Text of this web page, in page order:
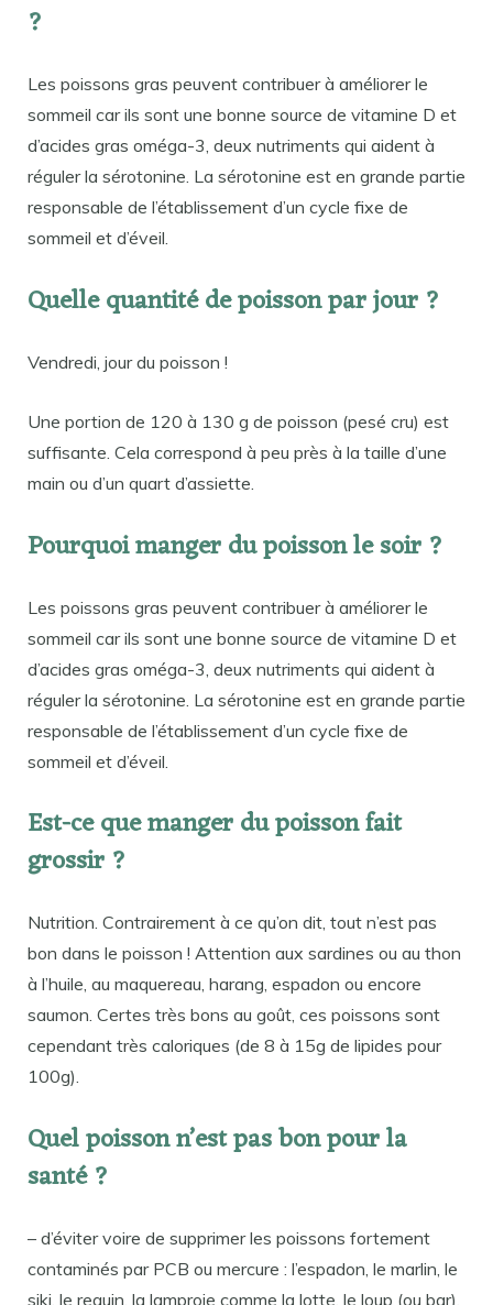
?
Les poissons gras peuvent contribuer à améliorer le
sommeil car ils sont une bonne source de vitamine D et
d’acides gras oméga-3, deux nutriments qui aident à
réguler la sérotonine. La sérotonine est en grande partie
responsable de l’établissement d’un cycle fixe de
sommeil et d’éveil.
Quelle quantité de poisson par jour ?
Vendredi, jour du poisson !
Une portion de 120 à 130 g de poisson (pesé cru) est
suffisante. Cela correspond à peu près à la taille d’une
main ou d’un quart d’assiette.
Pourquoi manger du poisson le soir ?
Les poissons gras peuvent contribuer à améliorer le
sommeil car ils sont une bonne source de vitamine D et
d’acides gras oméga-3, deux nutriments qui aident à
réguler la sérotonine. La sérotonine est en grande partie
responsable de l’établissement d’un cycle fixe de
sommeil et d’éveil.
Est-ce que manger du poisson fait
grossir ?
Nutrition. Contrairement à ce qu’on dit, tout n’est pas
bon dans le poisson ! Attention aux sardines ou au thon
à l’huile, au maquereau, harang, espadon ou encore
saumon. Certes très bons au goût, ces poissons sont
cependant très caloriques (de 8 à 15g de lipides pour
100g).
Quel poisson n’est pas bon pour la
santé ?
– d’éviter voire de supprimer les poissons fortement
contaminés par PCB ou mercure : l’espadon, le marlin, le
siki, le requin, la lamproie comme la lotte, le loup (ou bar),